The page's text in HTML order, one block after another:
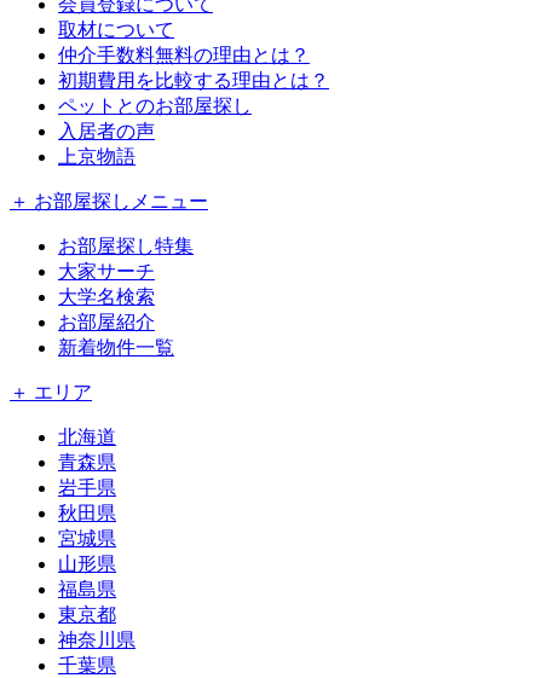
取材について
仲介手数料無料の理由とは？
初期費用を比較する理由とは？
ペットとのお部屋探し
入居者の声
上京物語
＋ お部屋探しメニュー
お部屋探し特集
大家サーチ
大学名検索
お部屋紹介
新着物件一覧
＋ エリア
北海道
青森県
岩手県
秋田県
宮城県
山形県
福島県
東京都
神奈川県
千葉県